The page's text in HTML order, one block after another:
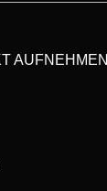
AUFNEHMEN